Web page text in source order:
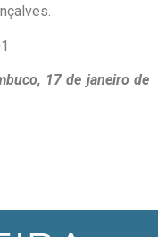
17 de janeiro de